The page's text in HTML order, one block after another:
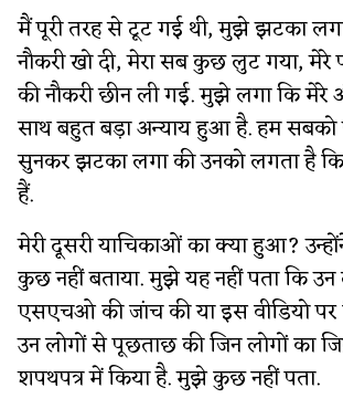
मैं पूरी तरह से टूट गई थी, मुझे झटका
नौकरी खो दी, मेरा सब कुछ लुट गया, मेरे
की नौकरी छीन ली गई. मुझे लगा कि मेरे
साथ बहुत बड़ा अन्याय हुआ है. हम
सुनकर झटका लगा की उनको लगता है कि
हैं.
मेरी दूसरी याचिकाओं का क्या हुआ?
कुछ नहीं बताया. मुझे यह नहीं पता कि उन
एसएचओ की जांच की या इस वीडियो पर
उन लोगों से पूछताछ की जिन लोगों का
शपथपत्र में किया है. मुझे कुछ नहीं पता.